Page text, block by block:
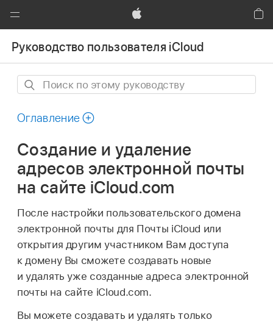
Открыть
меню
Apple
Руководство пользователя iCloud
Поиск
этому
Оглавление
Создание и удаление
адресов электронной почты
на сайте iCloud.com
После настройки пользовательского домена
электронной почты для Почты iCloud или
открытия другим участником Вам доступа
к домену Вы сможете создавать новые
и удалять уже созданные адреса электронной
почты на сайте iCloud.com.
Вы можете создавать и удалять только